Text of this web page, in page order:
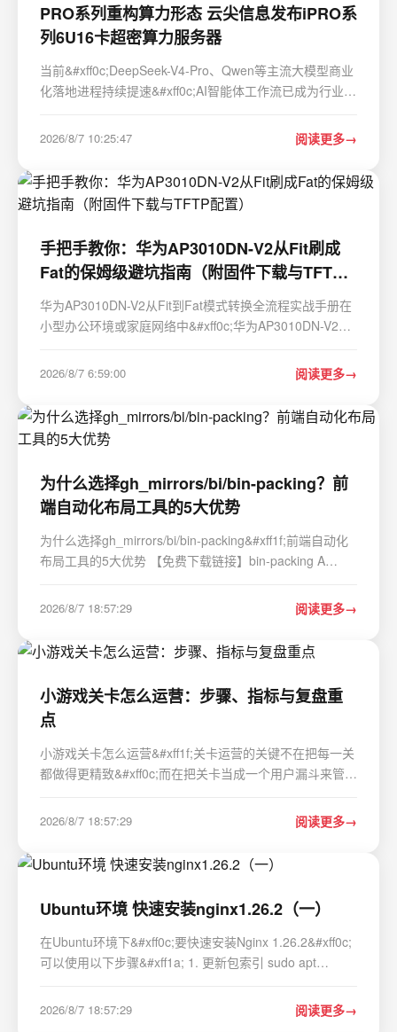
PRO系列重构算力形态 云尖信息发布iPRO系
列6U16卡超密算力服务器
当前&#xff0c;DeepSeek-V4-Pro、Qwen等主流大模型商业
化落地进程持续提速&#xff0c;AI智能体工作流已成为行业核
iPRO服务器矩阵全新推出G7666 X6 6U16卡算力服务器
&#xff0c;深度搭载PRO系列高性能AI计算卡&#x…
2026/8/7 10:25:47 阅读更多
手把手教你：华为AP3010DN-V2从Fit刷成
Fat的保姆级避坑指南（附固件下载与TFTP
配置）
华为AP3010DN-V2从Fit到Fat模式转换全流程实战手册在
小型办公环境或家庭网络中&#xff0c;华为AP3010DN-V2作
网络爱好者常遇到的需求场景。Fit模式&#xff08;瘦
AP&#xff09;依赖AC控制器统一管理&#xff0c;而F…
2026/8/7 6:59:00 阅读更多
为什么选择gh_mirrors/bi/bin-packing？前
端自动化布局工具的5大优势
为什么选择gh_mirrors/bi/bin-packing&#xff1f;前端自动化
布局工具的5大优势 【免费下载链接】bin-packing A
suitable for generating CSS sprites 项目地址:
https://gitcode.com/gh_mirrors/bi/bin-packing…
2026/8/7 18:57:29 阅读更多
小游戏关卡怎么运营：步骤、指标与复盘重
点
小游戏关卡怎么运营&#xff1f;关卡运营的关键不在把每一关
都做得更精致&#xff0c;而在把关卡当成一个用户漏斗来管理
配置&#xff0c;在合适位置插入广告或付费点&#xff0c;最后用
2026/8/7 18:57:29 阅读更多
Ubuntu环境 快速安装nginx1.26.2（一）
在Ubuntu环境下&#xff0c;要快速安装Nginx 1.26.2&#xff0c;
可以使用以下步骤&#xff1a; 1. 更新包索引 sudo apt
libpcre3 libpcre3-dev zlib1g zlib1g-dev libssl-dev sudo
2026/8/7 18:57:29 阅读更多